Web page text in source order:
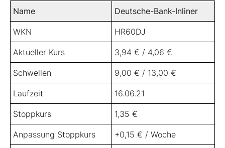
Name Deutsche-Bank-Inliner
WKN HR60DJ
Aktueller Kurs 3,94 € / 4,06 €
Schwellen 9,00 € / 13,00 €
Laufzeit 16.06.21
Stoppkurs 1,35 €
Anpassung Stoppkurs +0,15 € / Woche